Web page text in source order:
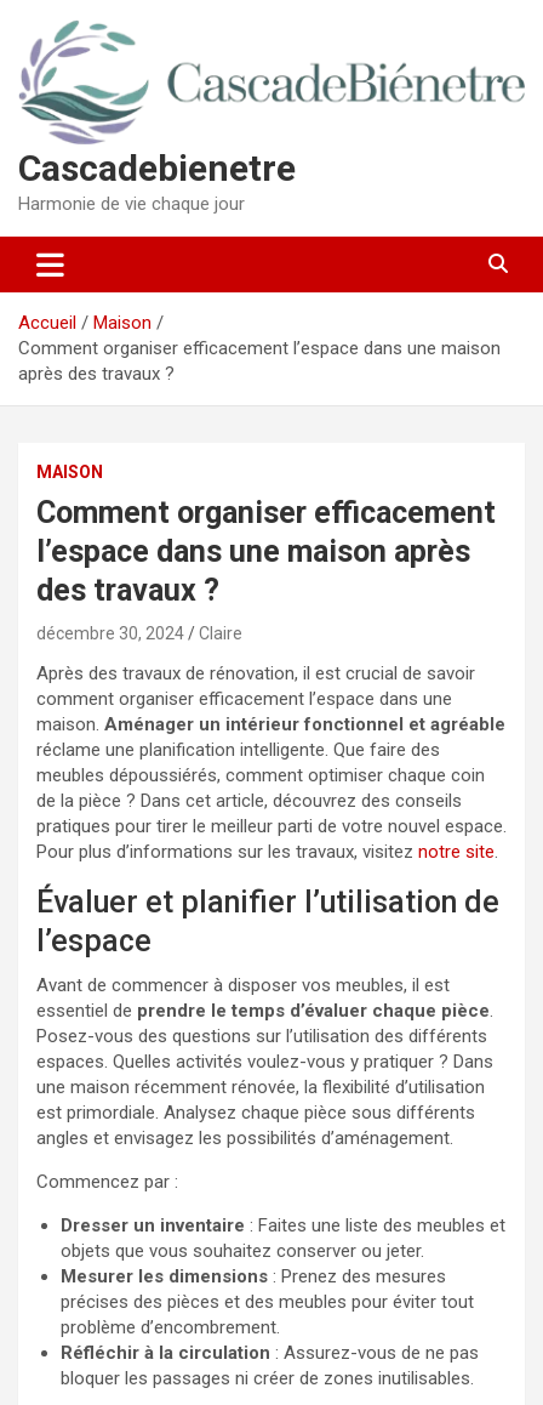
contenu
Cascadebienetre
Harmonie de vie chaque jour
Accueil
Maison
Comment organiser efficacement l’espace dans une maison
après des travaux ?
MAISON
Comment organiser efficacement
l’espace dans une maison après
des travaux ?
décembre 30, 2024 Claire
Après des travaux de rénovation, il est crucial de savoir
comment organiser efficacement l’espace dans une
maison. Aménager un intérieur fonctionnel et agréable
réclame une planification intelligente. Que faire des
meubles dépoussiérés, comment optimiser chaque coin
de la pièce ? Dans cet article, découvrez des conseils
pratiques pour tirer le meilleur parti de votre nouvel espace.
Pour plus d’informations sur les travaux, visitez notre site.
Évaluer et planifier l’utilisation de
l’espace
Avant de commencer à disposer vos meubles, il est
essentiel de prendre le temps d’évaluer chaque pièce.
Posez-vous des questions sur l’utilisation des différents
espaces. Quelles activités voulez-vous y pratiquer ? Dans
une maison récemment rénovée, la flexibilité d’utilisation
est primordiale. Analysez chaque pièce sous différents
angles et envisagez les possibilités d’aménagement.
Commencez par :
Dresser un inventaire : Faites une liste des meubles et
objets que vous souhaitez conserver ou jeter.
Mesurer les dimensions : Prenez des mesures
précises des pièces et des meubles pour éviter tout
problème d’encombrement.
Réfléchir à la circulation : Assurez-vous de ne pas
bloquer les passages ni créer de zones inutilisables.